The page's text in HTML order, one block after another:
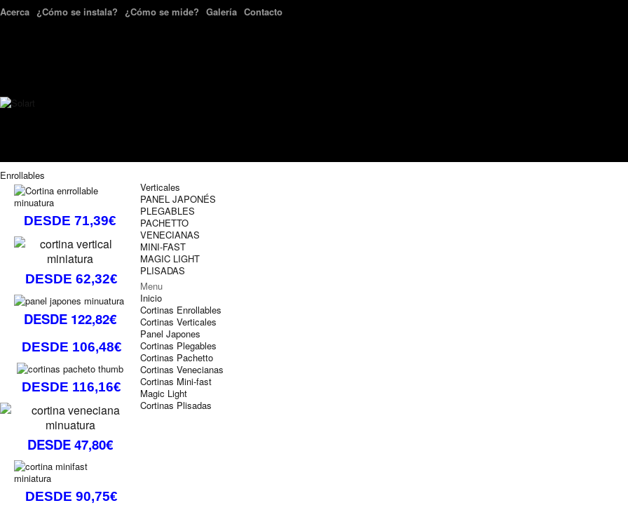
Acerca ¿Cómo se instala? ¿Cómo se mide? Galería Contacto
Enrollables
DESDE 71,39€
Verticales
DESDE 62,32€
PANEL JAPONÉS
DESDE 122,82€
PLEGABLES
DESDE 106,48€
PACHETTO
DESDE 116,16€
VENECIANAS
DESDE 47,80€
MINI-FAST
DESDE 90,75€
MAGIC LIGHT
PLISADAS
Menu
Inicio
Cortinas Enrollables
Cortinas Verticales
Panel Japones
Cortinas Plegables
Cortinas Pachetto
Cortinas Venecianas
Cortinas Mini-fast
Magic Light
Cortinas Plisadas